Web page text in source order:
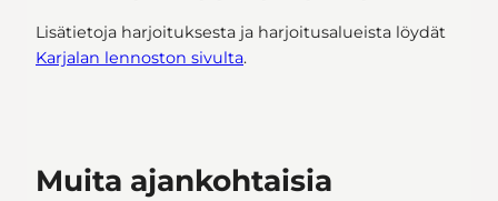
Lisätietoja harjoituksesta ja harjoitusalueista löydät
Karjalan lennoston sivulta.
Muita ajankohtaisia